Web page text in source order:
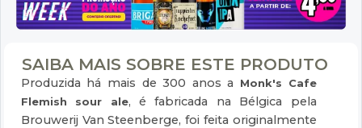
SAIBA MAIS SOBRE ESTE PRODUTO
Produzida há mais de 300 anos a
Monk's Cafe
Flemish sour ale, é fabricada na Bélgica pela
Brouwerij Van Steenberge, foi feita originalmente